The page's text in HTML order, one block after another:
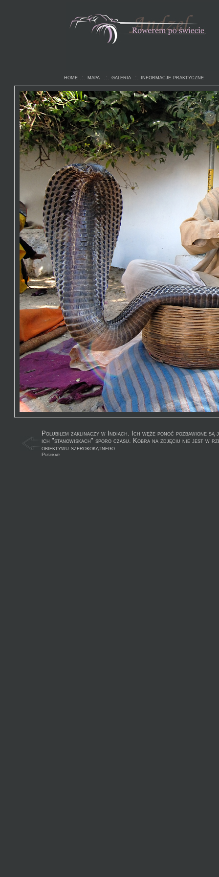
home .:. mapa .:. galeria .:. informacje praktyczne
Polubiłem zaklinaczy w Indiach. Ich węże ponoć pozbawione
ich "stanowiskach" sporo czasu. Kobra na zdjęciu nie jest w
obiektywu szerokokątnego.
Pushkar